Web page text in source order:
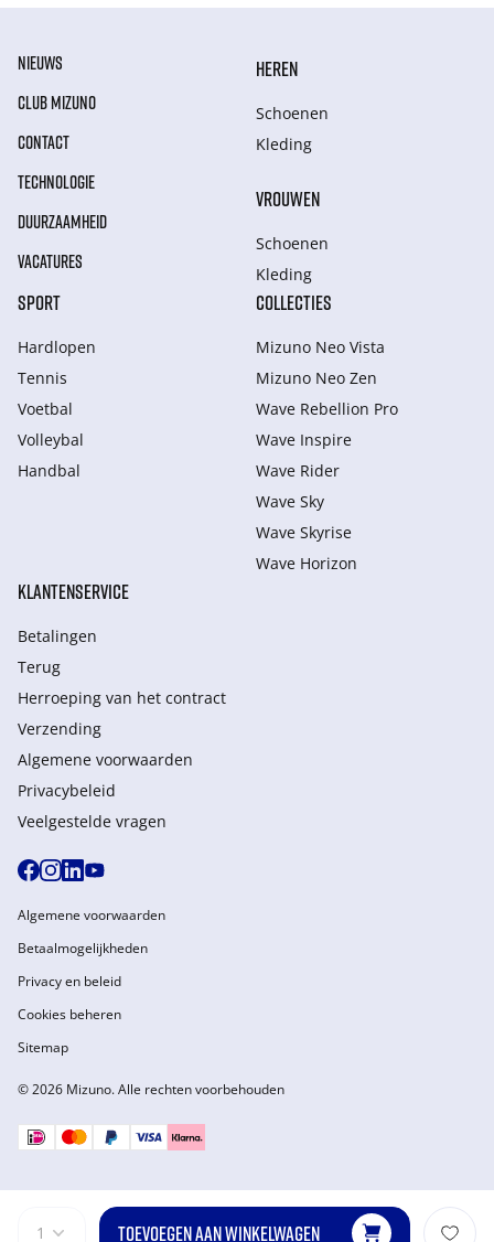
1 TOEVOEGEN AAN WINKELWAGEN
NIEUWS
CLUB MIZUNO
CONTACT
TECHNOLOGIE
DUURZAAMHEID
VACATURES
HEREN
Schoenen
Kleding
VROUWEN
Schoenen
Kleding
SPORT
Hardlopen
Tennis
Voetbal
Volleybal
Handbal
COLLECTIES
Mizuno Neo Vista
Mizuno Neo Zen
Wave Rebellion Pro
Wave Inspire
Wave Rider
Wave Sky
Wave Skyrise
Wave Horizon
KLANTENSERVICE
Betalingen
Terug
Herroeping van het contract
Verzending
Algemene voorwaarden
Privacybeleid
Veelgestelde vragen
© 2026 Mizuno. Alle rechten voorbehouden
Algemene voorwaarden
Betaalmogelijkheden
Privacy en beleid
Cookies beheren
Sitemap